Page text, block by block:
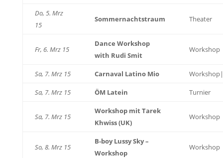
Do, 5. Mrz
15
Sommernachtstraum Theater
Fr, 6. Mrz 15
Dance Workshop
with Rudi Smit
Workshop
Sa, 7. Mrz 15 Carnaval Latino Mio
Sa, 7. Mrz 15 ÖM Latein Turnier
Sa, 7. Mrz 15
Workshop mit Tarek
Khwiss (UK)
Workshop
So, 8. Mrz 15
B-boy Lussy Sky –
Workshop
Workshop